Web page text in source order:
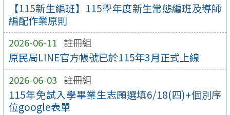
【115新生編班】115學年度新生常態編班及導師
編配作業原則
2026-06-11 註冊組
原民局LINE官方帳號已於115年3月正式上線
2026-06-03 註冊組
115年免試入學畢業生志願選填6/18(四)+個別序
位google表單